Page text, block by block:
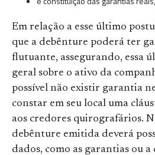
Em relação a esse último
que a debênture poderá ter
flutuante, assegurando, essa
geral sobre o ativo da
possível não existir garantia
constar em seu local uma
aos credores quirografários.
debênture emitida deverá
dados, como as garantias ou a